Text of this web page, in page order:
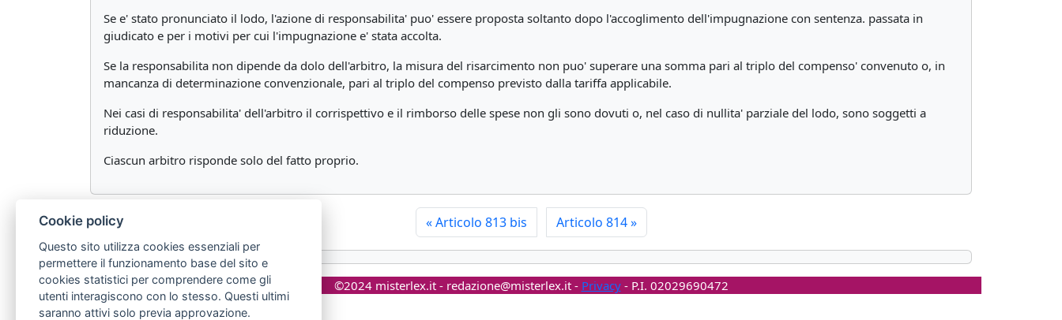
Se e' stato pronunciato il lodo, l'azione di responsabilita' puo' essere proposta soltanto dopo l'accoglimento dell'impugnazione con sentenza. passata in
giudicato e per i motivi per cui l'impugnazione e' stata accolta.
Se la responsabilita non dipende da dolo dell'arbitro, la misura del risarcimento non puo' superare una somma pari al triplo del compenso' convenuto o, in
mancanza di determinazione convenzionale, pari al triplo del compenso previsto dalla tariffa applicabile.
Nei casi di responsabilita' dell'arbitro il corrispettivo e il rimborso delle spese non gli sono dovuti o, nel caso di nullita' parziale del lodo, sono soggetti a
riduzione.
Ciascun arbitro risponde solo del fatto proprio.
«Articolo 813 bis Articolo 814»
©2024 misterlex.it - redazione@misterlex.it- Privacy- P.I. 02029690472
Cookie policy
Questo sito utilizza cookies essenziali per
permettere il funzionamento base del sito e
cookies statistici per comprendere come gli
utenti interagiscono con lo stesso. Questi ultimi
saranno attivi solo previa approvazione.